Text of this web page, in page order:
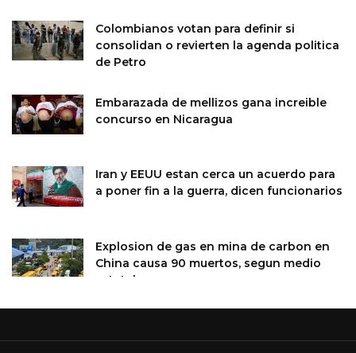
Colombianos votan para definir si
consolidan o revierten la agenda politica
de Petro
Embarazada de mellizos gana increible
concurso en Nicaragua
Iran y EEUU estan cerca un acuerdo para
a poner fin a la guerra, dicen funcionarios
Explosion de gas en mina de carbon en
China causa 90 muertos, segun medio
estatal